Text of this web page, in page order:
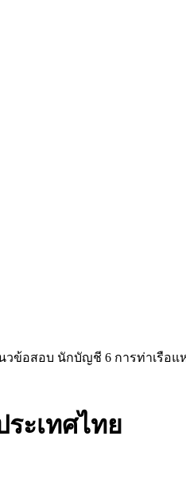
วข้อสอบ นักบัญชี 6 การท่าเรือแ
ะเทศไทย